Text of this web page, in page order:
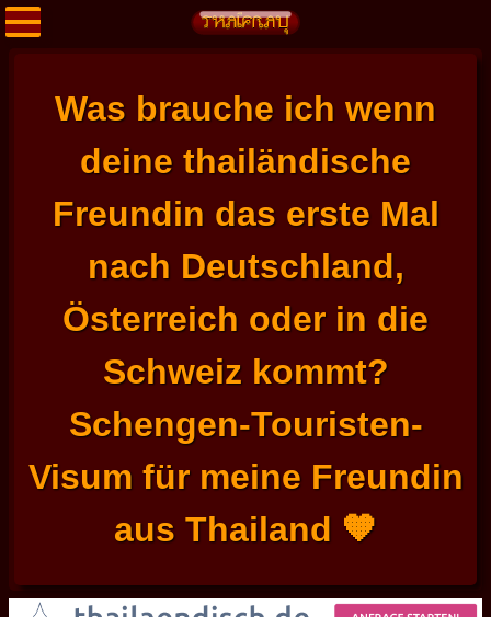
Was brauche ich wenn
deine thailändische
Freundin das erste Mal
nach Deutschland,
Österreich oder in die
Schweiz kommt?
Schengen-Touristen-
Visum für meine Freundin
aus Thailand 🧡